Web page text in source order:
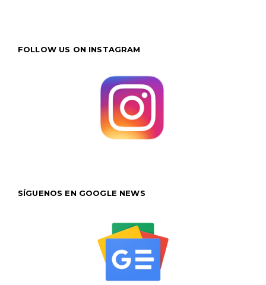
FOLLOW US ON INSTAGRAM
SÍGUENOS EN GOOGLE NEWS